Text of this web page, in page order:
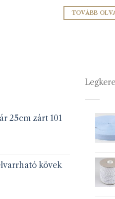
TOVÁBB
25cm zárt 101
kövek